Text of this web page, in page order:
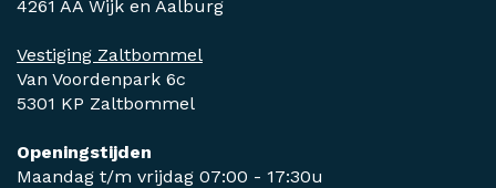
4261 AA Wijk en Aalburg
Vestiging Zaltbommel
Van Voordenpark 6c
5301 KP Zaltbommel
Openingstijden
Maandag t/m vrijdag 07:00 - 17:30u